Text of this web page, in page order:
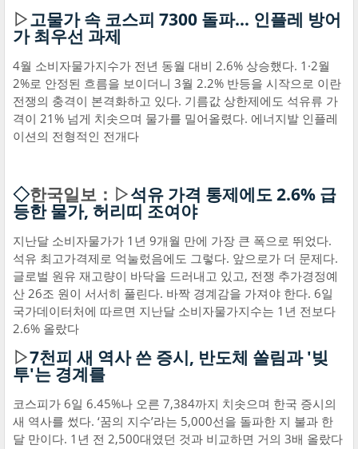
▷고물가 속 코스피 7300 돌파… 인플레 방어
가 최우선 과제
4월 소비자물가지수가 전년 동월 대비 2.6% 상승했다. 1·2월
2%로 안정된 흐름을 보이더니 3월 2.2% 반등을 시작으로 이란
전쟁의 충격이 본격화하고 있다. 기름값 상한제에도 석유류 가
격이 21% 넘게 치솟으며 물가를 밀어올렸다. 에너지발 인플레
이션의 전형적인 전개다
◇한국일보：▷석유 가격 통제에도 2.6% 급
등한 물가, 허리띠 조여야
지난달 소비자물가가 1년 9개월 만에 가장 큰 폭으로 뛰었다.
석유 최고가격제로 억눌렀음에도 그렇다. 앞으로가 더 문제다.
글로벌 원유 재고량이 바닥을 드러내고 있고, 전쟁 추가경정예
산 26조 원이 서서히 풀린다. 바짝 경계감을 가져야 한다. 6일
국가데이터처에 따르면 지난달 소비자물가지수는 1년 전보다
2.6% 올랐다
▷7천피 새 역사 쓴 증시, 반도체 쏠림과 '빚
투'는 경계를
코스피가 6일 6.45%나 오른 7,384까지 치솟으며 한국 증시의
새 역사를 썼다. ‘꿈의 지수’라는 5,000선을 돌파한 지 불과 한
달 만이다. 1년 전 2,500대였던 것과 비교하면 거의 3배 올랐다